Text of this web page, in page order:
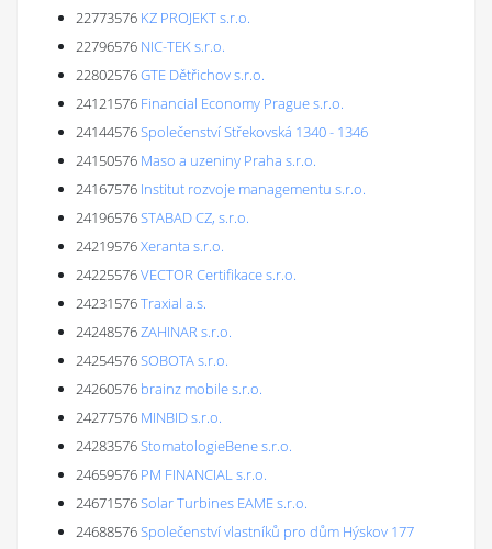
22773576 KZ PROJEKT s.r.o.
22796576 NIC-TEK s.r.o.
22802576GTE Dětřichov s.r.o.
24121576 Financial Economy Prague s.r.o.
24144576Společenství Střekovská 1340 - 1346
24150576 Maso a uzeniny Praha s.r.o.
24167576 Institut rozvoje managementu s.r.o.
24196576STABAD CZ, s.r.o.
24219576Xeranta s.r.o.
24225576VECTOR Certifikace s.r.o.
24231576Traxial a.s.
24248576ZAHINAR s.r.o.
24254576SOBOTA s.r.o.
24260576 brainz mobile s.r.o.
24277576 MINBID s.r.o.
24283576StomatologieBene s.r.o.
24659576 PM FINANCIAL s.r.o.
24671576Solar Turbines EAME s.r.o.
24688576Společenství vlastníků pro dům Hýskov 177